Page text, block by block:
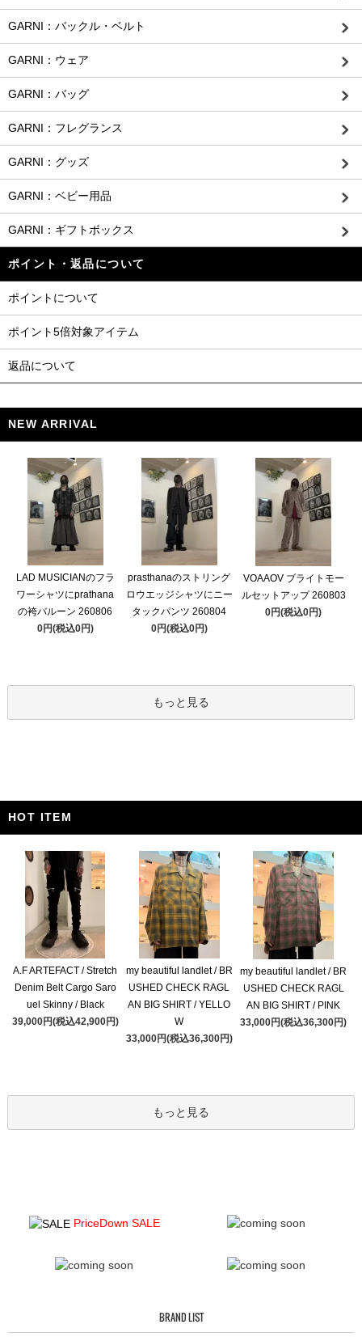
GARNI：バックル・ベルト
GARNI：ウェア
GARNI：バッグ
GARNI：フレグランス
GARNI：グッズ
GARNI：ベビー用品
GARNI：ギフトボックス
ポイント・返品について
ポイントについて
ポイント5倍対象アイテム
返品について
NEW ARRIVAL
LAD MUSICIANのフラ
ワーシャツにprathana
の袴バルーン 260806
0円(税込0円)
prasthanaのストリング
ロウエッジシャツにニー
タックパンツ 260804
0円(税込0円)
VOAAOV ブライトモー
ルセットアップ 260803
0円(税込0円)
もっと見る
HOT ITEM
A.F ARTEFACT / Stretch
Denim Belt Cargo Saro
uel Skinny / Black
39,000円(税込42,900円)
my beautiful landlet / BR
USHED CHECK RAGL
AN BIG SHIRT / YELLO
W
33,000円(税込36,300円)
my beautiful landlet / BR
USHED CHECK RAGL
AN BIG SHIRT / PINK
33,000円(税込36,300円)
もっと見る
PriceDown SALE
BRAND LIST